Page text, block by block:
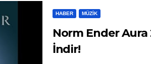
HABER MÜZIK
Norm Ender Aura
İndir!